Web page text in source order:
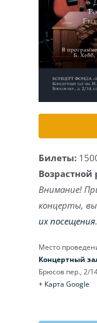
Билеты:
Возрастной
Внимание!
концерты,
их посещения.
Место
Концертный
Брюсов пер., 2/
+ Карта Google